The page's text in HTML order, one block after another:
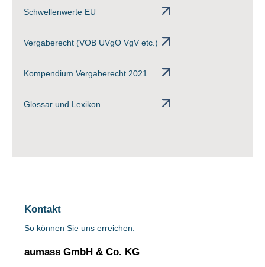
Schwellenwerte EU
Vergaberecht (VOB UVgO VgV etc.)
Kompendium Vergaberecht 2021
Glossar und Lexikon
Kontakt
So können Sie uns erreichen:
aumass GmbH & Co. KG